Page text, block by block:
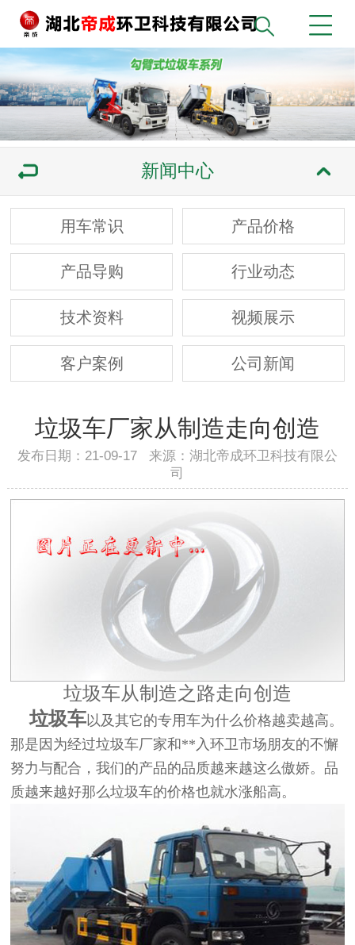
新闻中心
用车常识 产品价格
产品导购 行业动态
技术资料 视频展示
客户案例 公司新闻
垃圾车厂家从制造走向创造
发布日期：21-09-17 来源：湖北帝成环卫科技有限公
司
垃圾车从制造之路走向创造
垃圾车以及其它的专用车为什么价格越卖越高。
那是因为经过垃圾车厂家和**入环卫市场朋友的不懈
努力与配合，我们的产品的品质越来越这么傲娇。品
质越来越好那么垃圾车的价格也就水涨船高。